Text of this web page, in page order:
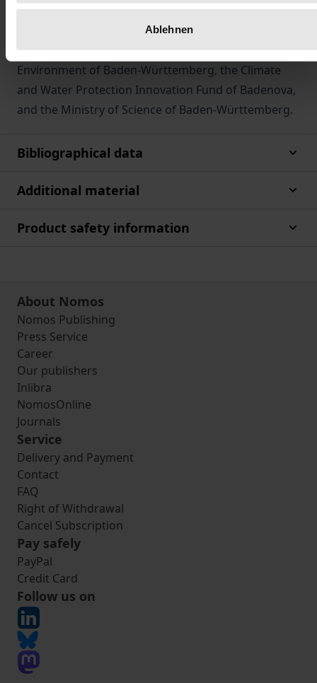
Ablehnen
This work was developed within the scope of a
research project funded by the Ministry of the
Environment of Baden-Württemberg, the Climate
and Water Protection Innovation Fund of Badenova,
and the Ministry of Science of Baden-Württemberg.
Bibliographical data
Additional material
Product safety information
About Nomos
Nomos Publishing
Press Service
Career
Our publishers
Inlibra
NomosOnline
Journals
Service
Delivery and Payment
Contact
FAQ
Right of Withdrawal
Cancel Subscription
Pay safely
PayPal
Credit Card
Follow us on